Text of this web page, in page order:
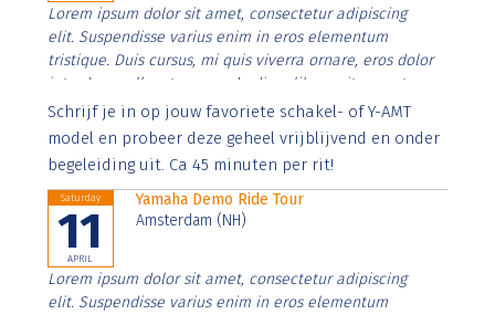
Lorem ipsum dolor sit amet, consectetur adipiscing
elit. Suspendisse varius enim in eros elementum
tristique. Duis cursus, mi quis viverra ornare, eros dolor
interdum nulla, ut commodo diam libero vitae erat.
Aenean faucibus nibh et justo cursus id rutrum lorem
imperdiet. Nunc ut sem vitae risus tristique posuere.
Schrijf je in op jouw favoriete schakel- of Y-AMT
model en probeer deze geheel vrijblijvend en onder
begeleiding uit. Ca 45 minuten per rit!
Saturday
11
APRIL
Yamaha Demo Ride Tour
Amsterdam (NH)
Lorem ipsum dolor sit amet, consectetur adipiscing
elit. Suspendisse varius enim in eros elementum